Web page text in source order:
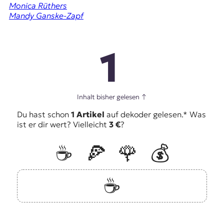
Monica Rüthers
Mandy Ganske-Zapf
1
Inhalt bisher gelesen ↑
Du hast schon 1 Artikel auf dekoder gelesen.* Was
ist er dir wert? Vielleicht 3 €?
☕️ 🍕 🌹
💰
☕️